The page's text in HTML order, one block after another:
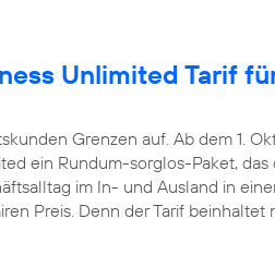
Unlimited Tarif
Grenzen auf. Ab dem 1.
ein Rundum-sorglos-Paket,
im In- und Ausland in
Preis. Denn der Tarif